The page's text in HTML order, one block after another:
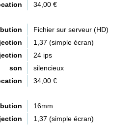
34,00 €
Fichier sur serveur (HD)
1,37 (simple écran)
24 ips
son
silencieux
34,00 €
16mm
1,37 (simple écran)